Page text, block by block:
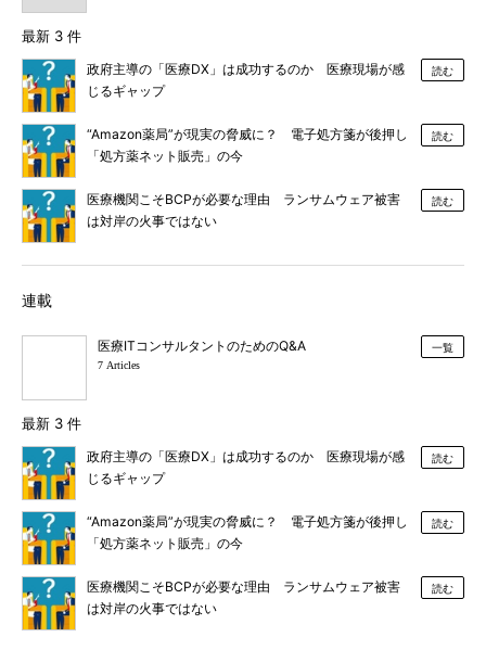
最新 3 件
政府主導の「医療DX」は成功するのか 医療現場が感
じるギャップ
読む
“Amazon薬局”が現実の脅威に？ 電子処方箋が後押し
「処方薬ネット販売」の今
読む
医療機関こそBCPが必要な理由 ランサムウェア被害
は対岸の火事ではない
読む
連載
医療ITコンサルタントのためのQ&A
7 Articles
一覧
最新 3 件
政府主導の「医療DX」は成功するのか 医療現場が感
じるギャップ
読む
“Amazon薬局”が現実の脅威に？ 電子処方箋が後押し
「処方薬ネット販売」の今
読む
医療機関こそBCPが必要な理由 ランサムウェア被害
は対岸の火事ではない
読む